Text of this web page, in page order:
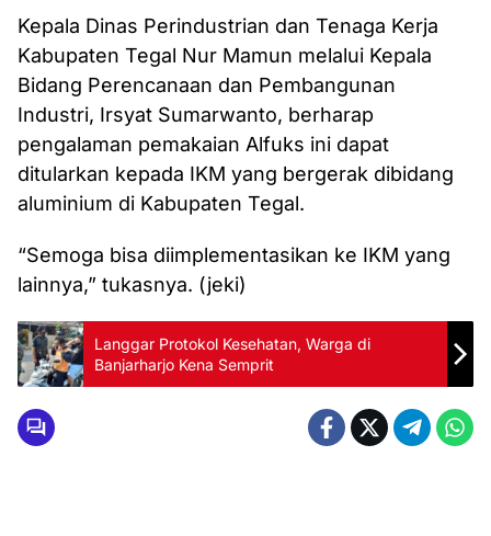
Kepala Dinas Perindustrian dan Tenaga Kerja
Kabupaten Tegal Nur Mamun melalui Kepala
Bidang Perencanaan dan Pembangunan
Industri, Irsyat Sumarwanto, berharap
pengalaman pemakaian Alfuks ini dapat
ditularkan kepada IKM yang bergerak dibidang
aluminium di Kabupaten Tegal.
“Semoga bisa diimplementasikan ke IKM yang
lainnya,” tukasnya. (jeki)
Langgar Protokol Kesehatan, Warga di
Banjarharjo Kena Semprit